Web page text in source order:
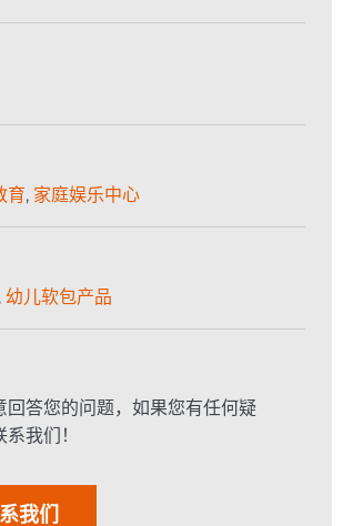
育, 家庭娱乐中心
, 幼儿软包产品
回答您的问题，如果您有任何疑
我们！
我们